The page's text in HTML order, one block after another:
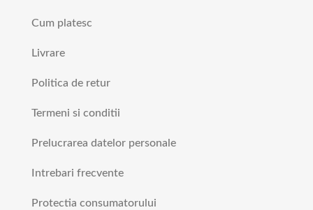
Cum platesc
Livrare
Politica de retur
Termeni si conditii
Prelucrarea datelor personale
Intrebari frecvente
Protectia consumatorului